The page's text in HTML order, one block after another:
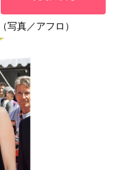
写真／アフロ）